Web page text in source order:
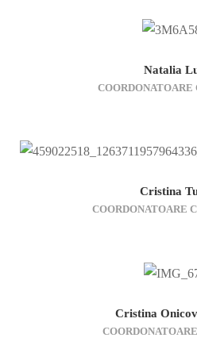
Natalia
Cristina
COORDONATOARE
Cristina